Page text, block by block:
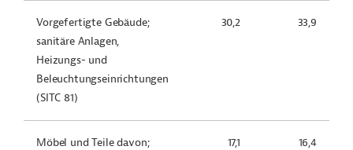
Vorgefertigte Gebäude;
sanitäre Anlagen,
Heizungs- und
Beleuchtungseinrichtungen
(SITC 81)
30,2 33,9
Möbel und Teile davon;
17,1 16,4